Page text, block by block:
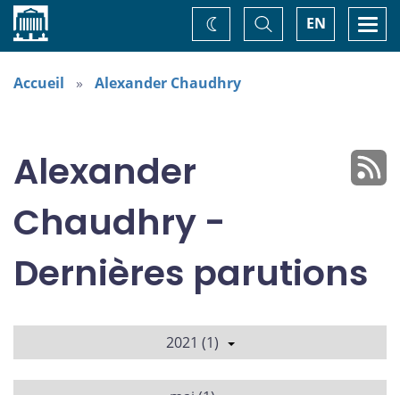
Accueil EN
Basculer
la
recherche
Changez
de
thème
Accueil Alexander Chaudhry
Alexander
Chaudhry -
Dernières parutions
2021 (1)